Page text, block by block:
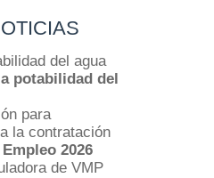
del agua
potabilidad del
para
la contratación
2026
de VMP